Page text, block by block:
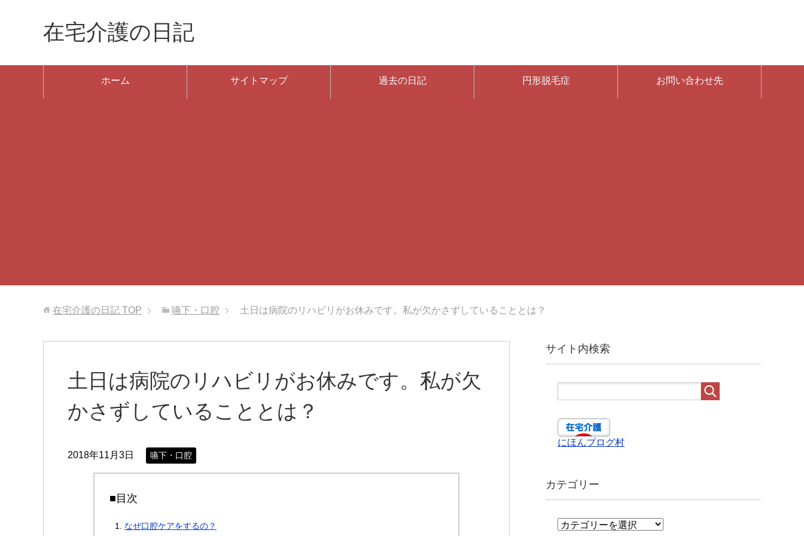
在宅介護の日記
ホーム サイトマップ 過去の日記 円形脱毛症 お問い合わせ先
在宅介護の日記 TOP 嚥下・口腔 土日は病院のリハビリがお休みです。私が欠かさずしていることとは？
土日は病院のリハビリがお休みです。私が欠
かさずしていることとは？
2018年11月3日 嚥下・口腔
■目次
なぜ口腔ケアをするの？
サイト内検索
にほんブログ村
カテゴリー
カ